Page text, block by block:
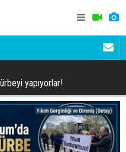
yapıyorlar!